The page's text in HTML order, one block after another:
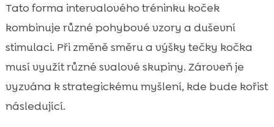
Tato forma intervalového tréninku koček
kombinuje různé pohybové vzory a duševní
stimulaci. Při změně směru a výšky tečky kočka
musí využít různé svalové skupiny. Zároveň je
vyzvána k strategickému myšlení, kde bude kořist
následující.